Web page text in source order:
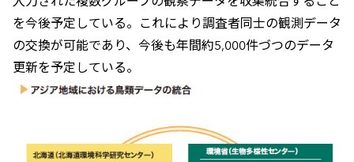
を今後予定している。これにより調査者同士の観測データ
の交換が可能であり、今後も年間約5,000件づつのデータ
更新を予定している。